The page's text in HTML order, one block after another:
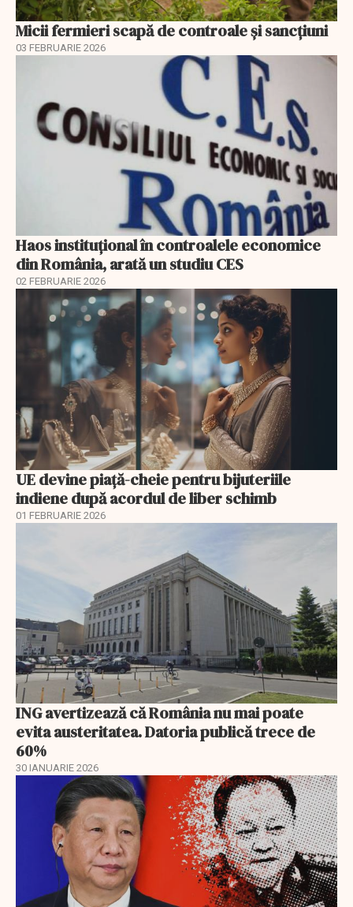
Micii fermieri scapă de controale și sancțiuni
03 FEBRUARIE 2026
Haos instituțional în controalele economice
din România, arată un studiu CES
02 FEBRUARIE 2026
UE devine piață-cheie pentru bijuteriile
indiene după acordul de liber schimb
01 FEBRUARIE 2026
ING avertizează că România nu mai poate
evita austeritatea. Datoria publică trece de
60%
30 IANUARIE 2026